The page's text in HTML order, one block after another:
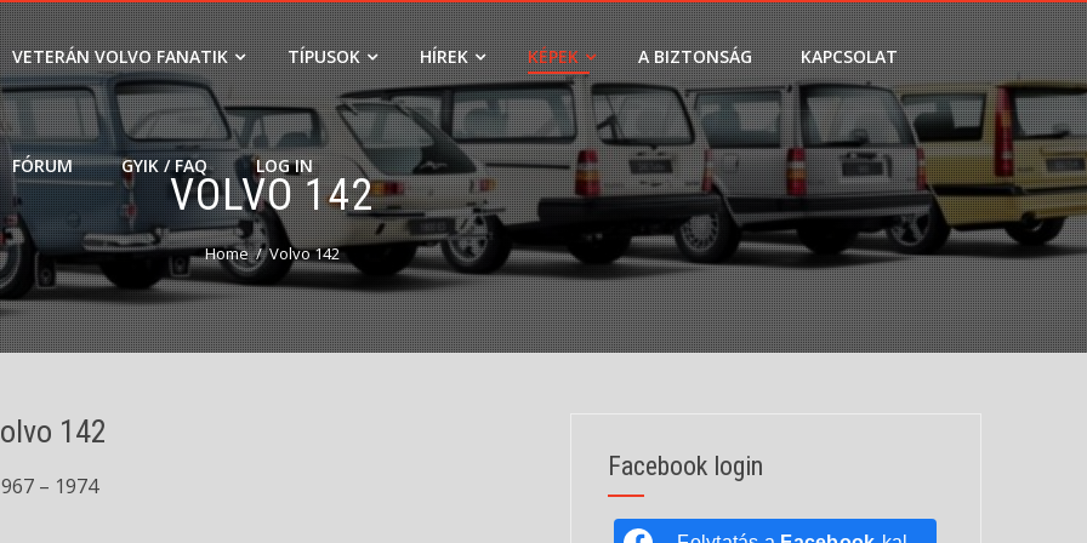
VETERÁN VOLVO FANATIK TÍPUSOK HÍREK KÉPEK A BIZTONSÁG KAPCSOLAT
FÓRUM GYIK / FAQ LOG IN
VOLVO 142
Home Volvo 142
142
– 1974
Facebook login